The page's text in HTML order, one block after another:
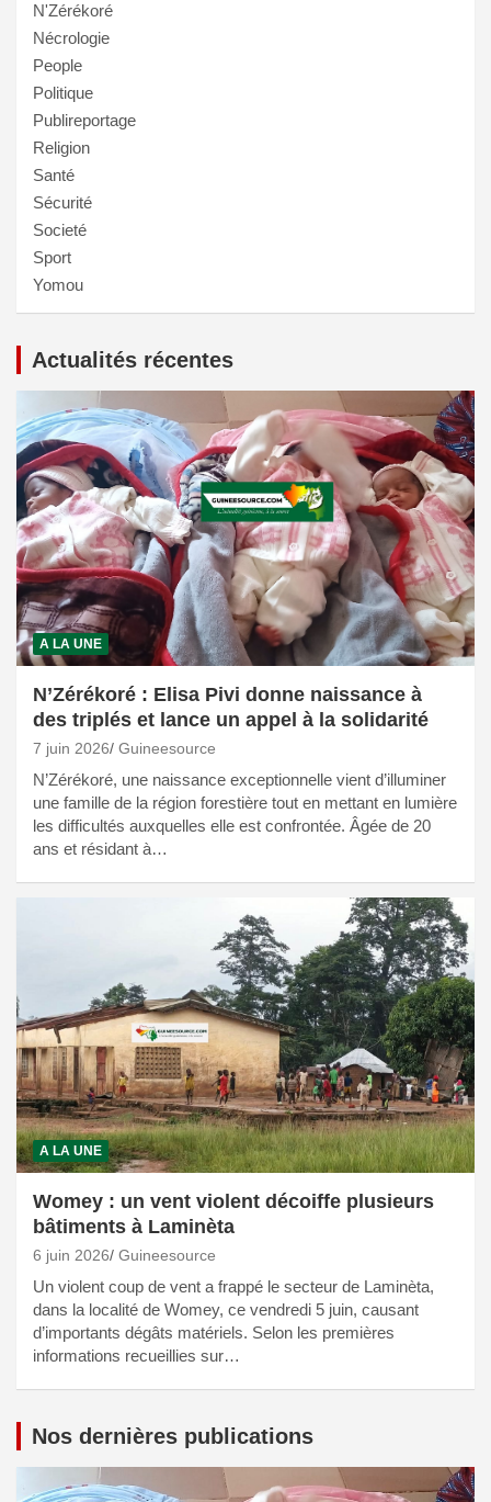
N'Zérékoré
Nécrologie
People
Politique
Publireportage
Religion
Santé
Sécurité
Societé
Sport
Yomou
Actualités récentes
A LA UNE
N’Zérékoré : Elisa Pivi donne naissance à
des triplés et lance un appel à la solidarité
7 juin 2026 Guineesource
N’Zérékoré, une naissance exceptionnelle vient d’illuminer
une famille de la région forestière tout en mettant en lumière
les difficultés auxquelles elle est confrontée. Âgée de 20
ans et résidant à…
A LA UNE
Womey : un vent violent décoiffe plusieurs
bâtiments à Laminèta
6 juin 2026 Guineesource
Un violent coup de vent a frappé le secteur de Laminèta,
dans la localité de Womey, ce vendredi 5 juin, causant
d’importants dégâts matériels. Selon les premières
informations recueillies sur…
Nos dernières publications